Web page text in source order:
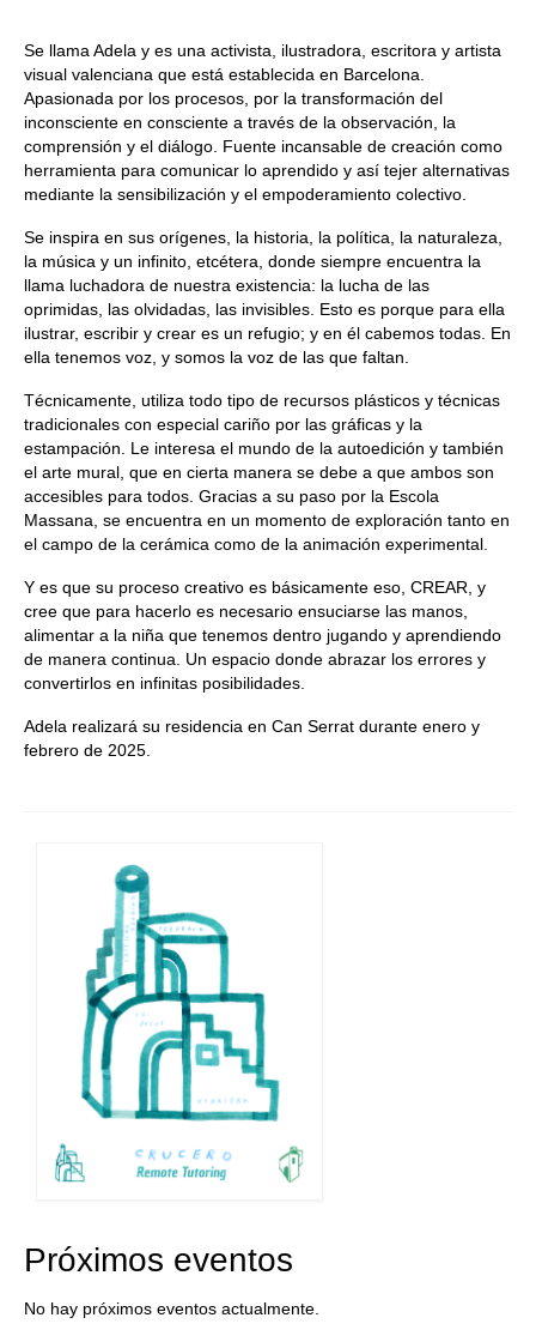
Se llama Adela y es una activista, ilustradora, escritora y artista
visual valenciana que está establecida en Barcelona.
Apasionada por los procesos, por la transformación del
inconsciente en consciente a través de la observación, la
comprensión y el diálogo. Fuente incansable de creación como
herramienta para comunicar lo aprendido y así tejer alternativas
mediante la sensibilización y el empoderamiento colectivo.
Se inspira en sus orígenes, la historia, la política, la naturaleza,
la música y un infinito, etcétera, donde siempre encuentra la
llama luchadora de nuestra existencia: la lucha de las
oprimidas, las olvidadas, las invisibles. Esto es porque para ella
ilustrar, escribir y crear es un refugio; y en él cabemos todas. En
ella tenemos voz, y somos la voz de las que faltan.
Técnicamente, utiliza todo tipo de recursos plásticos y técnicas
tradicionales con especial cariño por las gráficas y la
estampación. Le interesa el mundo de la autoedición y también
el arte mural, que en cierta manera se debe a que ambos son
accesibles para todos. Gracias a su paso por la Escola
Massana, se encuentra en un momento de exploración tanto en
el campo de la cerámica como de la animación experimental.
Y es que su proceso creativo es básicamente eso, CREAR, y
cree que para hacerlo es necesario ensuciarse las manos,
alimentar a la niña que tenemos dentro jugando y aprendiendo
de manera continua. Un espacio donde abrazar los errores y
convertirlos en infinitas posibilidades.
Adela realizará su residencia en Can Serrat durante enero y
febrero de 2025.
Próximos eventos
No hay próximos eventos actualmente.